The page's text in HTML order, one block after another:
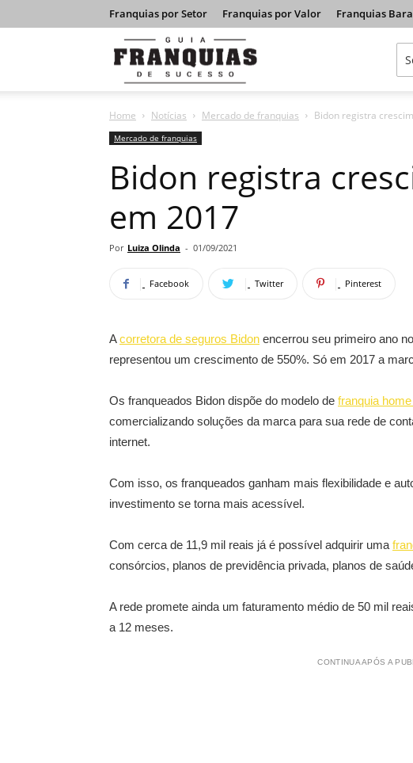
Franquias por Setor Franquias por Valor Franquias
Franquias
de
Home Notícias Mercado de franquias Bidon registra
Mercado de franquias
Bidon registra
em 2017
Por Luiza Olinda - 01/09/2021
Facebook Twitter Pinterest
Acorretora de seguros Bidon encerrou seu primeiro ano
representou um crescimento de 550%. Só em 2017 a
Os franqueados Bidon dispõe do modelo de franquia
comercializando soluções da marca para sua rede de
internet.
Com isso, os franqueados ganham mais flexibilidade e
investimento se torna mais acessível.
Com cerca de 11,9 mil reais já é possível adquirir uma
consórcios, planos de previdência privada, planos de
A rede promete ainda um faturamento médio de 50 mil
a 12 meses.
CONTINUA APÓS A